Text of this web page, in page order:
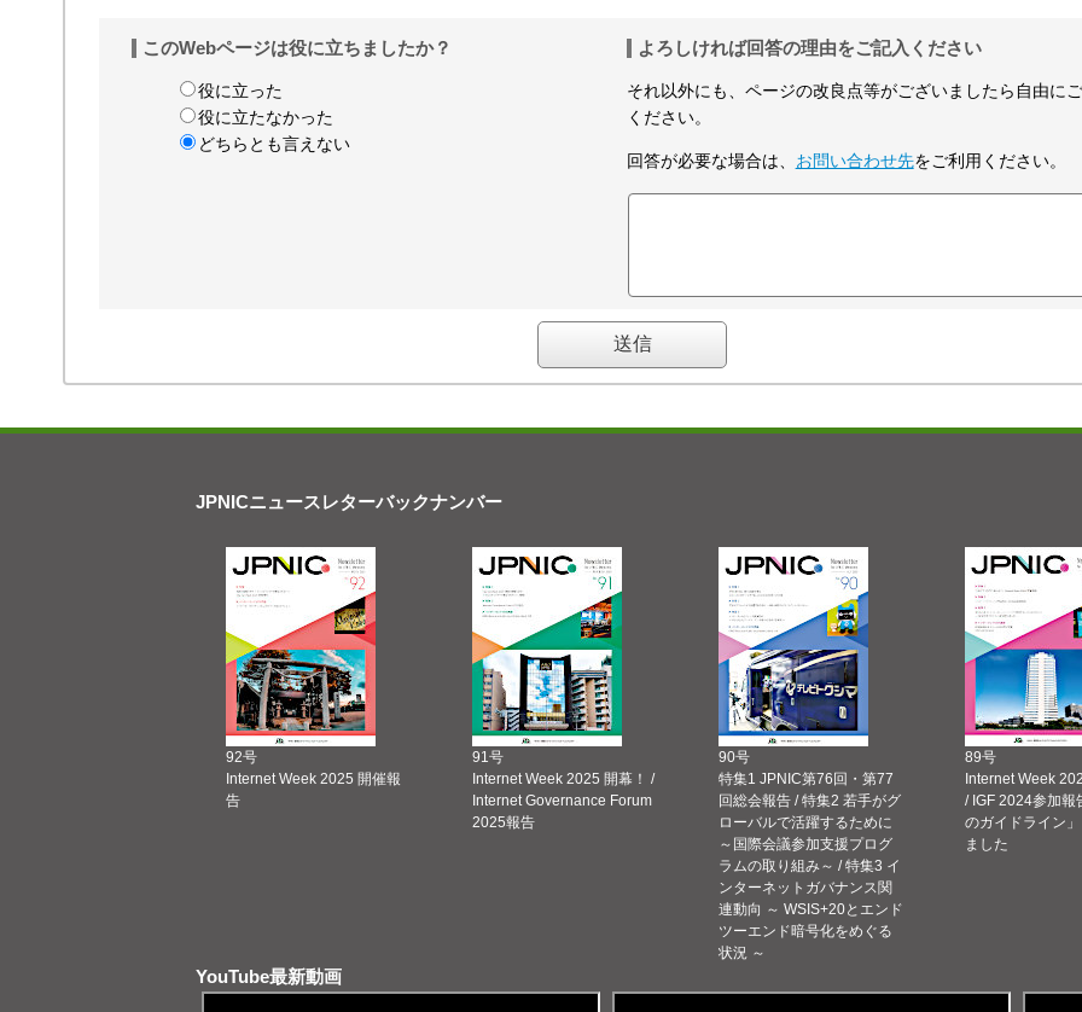
このWebページは役に立ちましたか？
役に立った
役に立たなかった
どちらとも言えない
よろしければ回答の理由をご記入ください
それ以外にも、ページの改良点等がございましたら自由に
ください。
回答が必要な場合は、 お問い合わせ先をご利用ください。
JPNICニュースレターバックナンバー
92号
Internet Week 2025 開催報
告
91号
Internet Week 2025 開幕！ /
Internet Governance Forum
2025報告
90号
特集1 JPNIC第76回・第77
回総会報告 / 特集2 若手がグ
ローバルで活躍するために
～国際会議参加支援プログ
ラムの取り組み～ / 特集3 イ
ンターネットガバナンス関
連動向 ～ WSIS+20とエンド
ツーエンド暗号化をめぐる
状況 ～
89号
Internet Week
/ IGF 2024参加報
のガイドライン
ました
YouTube最新動画